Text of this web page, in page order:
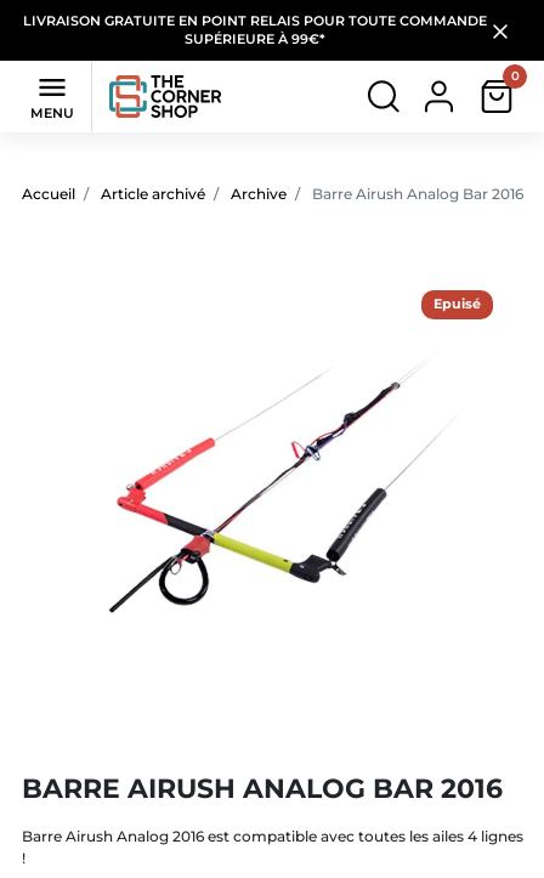
LIVRAISON GRATUITE EN POINT RELAIS POUR TOUTE COMMANDE
SUPÉRIEURE À 99€*

MENU
0
Accueil Article archivé Archive Barre Airush Analog Bar 2016
Epuisé
BARRE AIRUSH ANALOG BAR 2016
Barre Airush Analog 2016 est compatible avec toutes les ailes 4 lignes
!